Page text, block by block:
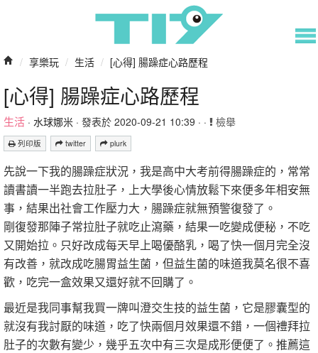
/ 享樂玩 / 生活 / [心得] 腸躁症心路歷程
[心得] 腸躁症心路歷程
生活 · 水球娜米 · 發表於 2020-09-21 10:39 · · 檢舉
列印版 twitter plurk
先說一下我的腸躁症狀況，我是高中大考前得腸躁症的，常常
讀書讀一半跑去拉肚子，上大學後心情放鬆下來便多年相安無
事，結果出社會工作壓力大，腸躁症就無預警復發了。
剛復發那陣子常拉肚子就吃止瀉藥，結果一吃變成便秘，不吃
又開始拉。只好改成每天早上喝優酪乳，喝了快一個月完全沒
有改善，就改成吃腸胃益生菌，但益生菌的味道我莫名很不喜
歡，吃完一盒效果又還好就不回購了。
最近是我同事幫我買一牌叫澄交生技的益生菌，它是膠囊型的
就沒有我討厭的味道，吃了快兩個月效果還不錯，一個禮拜拉
肚子的次數有變少，幾乎五次中有三次是成形便便了。推薦這